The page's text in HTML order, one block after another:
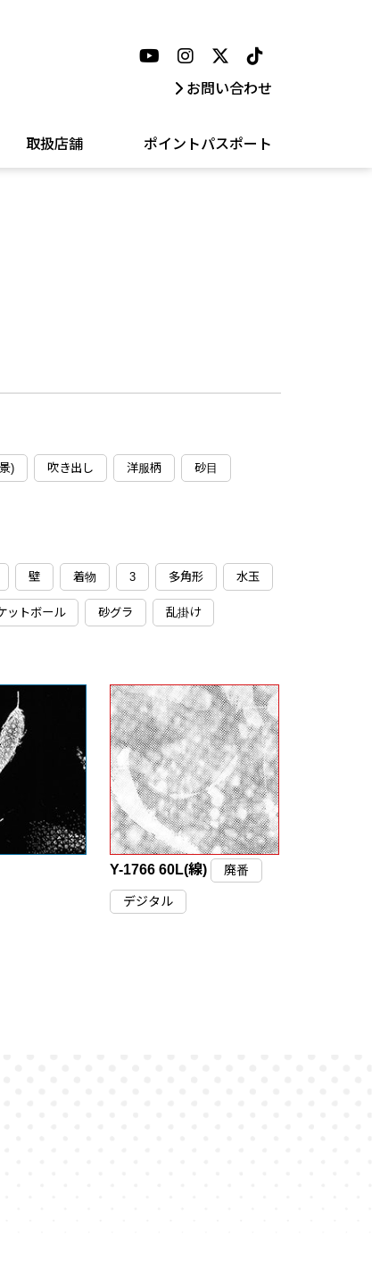
取扱店舗 ポイントパスポート
お問い合わせ
) 吹き出し 洋服柄 砂目
壁 着物 3 多角形 水玉
ットボール 砂グラ 乱掛け
Y-1766 60L(線) 廃番
デジタル